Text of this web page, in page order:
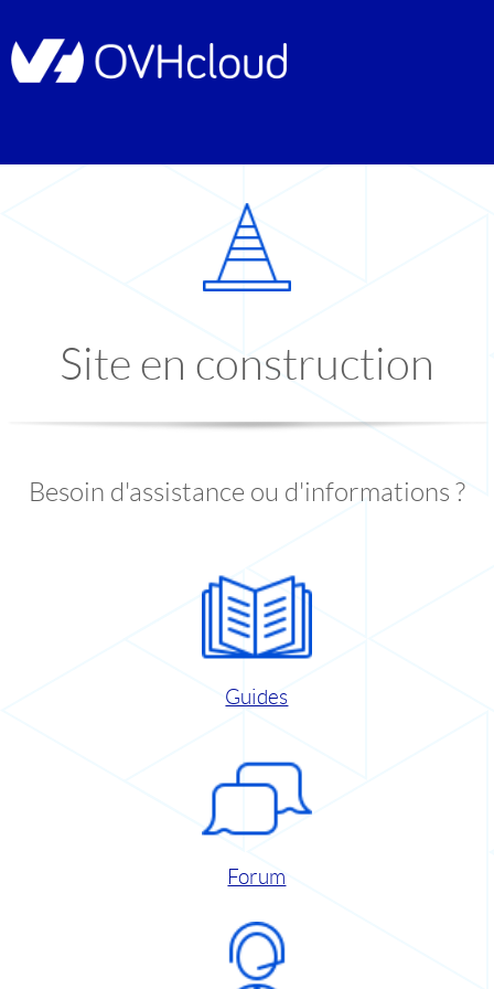
Site en construction
Besoin d'assistance ou d'informations ?
Guides
Forum